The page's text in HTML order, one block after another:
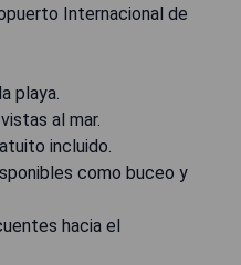
Internacional de
playa.
al mar.
incluido.
como buceo y
hacia el